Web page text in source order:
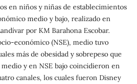
en niños y niñas de establecimientos
medio y bajo, realizado en
por KM Barahona Escobar.
económico (NSE), medio tuvo
más de obesidad y sobrepeso que
medio y en NSE bajo coincidieron en
canales, los cuales fueron Disney